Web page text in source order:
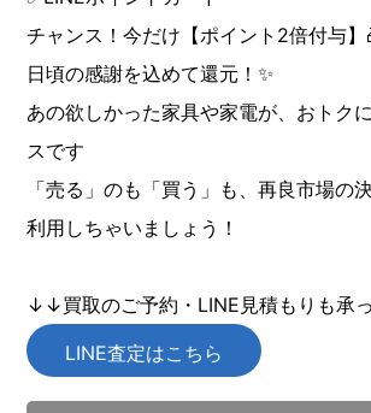
チャンス！今だけ【ポイント2倍付与】
日頃の感謝を込めて還元！✨
あの欲しかった家具や家電が、おトク
スです
「売る」のも「買う」も、再良市場の
利用しちゃいましょう！
↓↓買取のご予約・LINE見積もりも承
LINE査定はこちら